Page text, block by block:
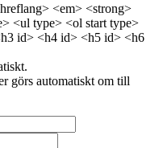
<em> <strong>
<ul type> <ol start type>
id> <h4 id> <h5 id> <h6
görs automatiskt om till